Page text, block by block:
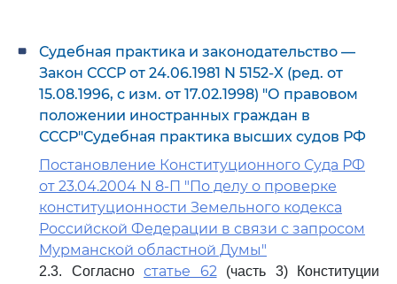
Судебная практика и законодательство —
Закон СССР от 24.06.1981 N 5152-X (ред. от
15.08.1996, с изм. от 17.02.1998) "О правовом
положении иностранных граждан в
СССР"Судебная практика высших судов РФ
Постановление Конституционного Суда РФ
от 23.04.2004 N 8-П "По делу о проверке
конституционности Земельного кодекса
Российской Федерации в связи с запросом
Мурманской областной Думы"
2.3. Согласно статье 62 (часть 3) Конституции